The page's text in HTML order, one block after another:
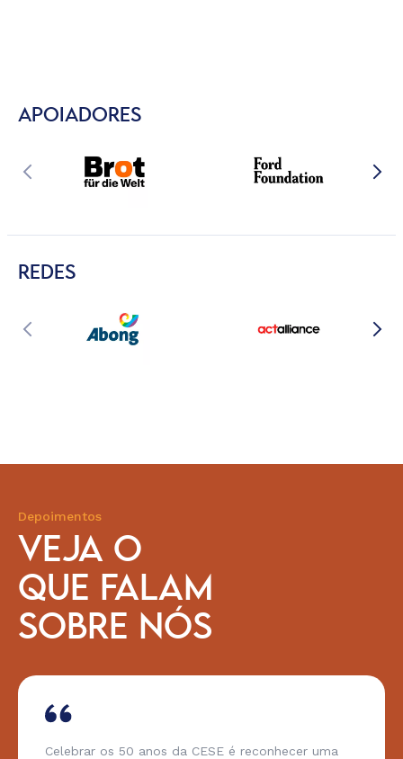
APOIADORES
REDES
Depoimentos
VEJA O
QUE FALAM
SOBRE NÓS
Celebrar os 50 anos da CESE é reconhecer uma